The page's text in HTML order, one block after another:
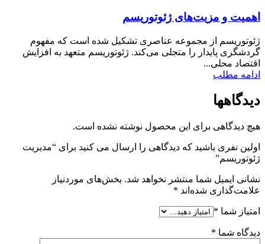
اهميت و مزيت‌های ژئوتوريسم
ژئوتوریسم از مجموعه عناصری تشکیل شده است که مفهوم
گردشگری پایدار را متجلی می‌کند. ژئوتوریسم متعهد به افزایش
اقتصاد محلی...
ادامه مطلب
دیدگاهها
هیچ دیدگاهی برای این محصول نوشته نشده است.
اولین نفری باشید که دیدگاهی را ارسال می کنید برای “مدیریت
ژئوتوریسم”
نشانی ایمیل شما منتشر نخواهد شد. بخش‌های موردنیاز
علامت‌گذاری شده‌اند *
امتیاز شما *
دیدگاه شما *